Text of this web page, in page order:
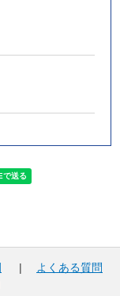
|
よくある質問